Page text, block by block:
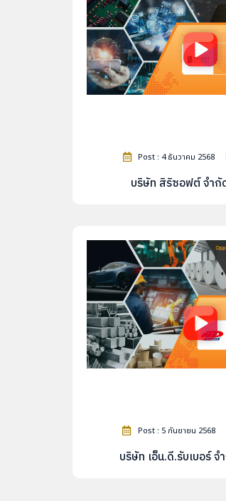
Post : 4 ธันวาคม 2568
บริษัท สิริซอฟต์ จำกั
Post : 5 กันยายน 2568
บริษัท เอ็น.ดี.รับเบอร์